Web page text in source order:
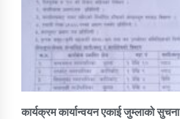
कार्यक्रम कार्यान्वयन एकाई जुम्लाको सुचना